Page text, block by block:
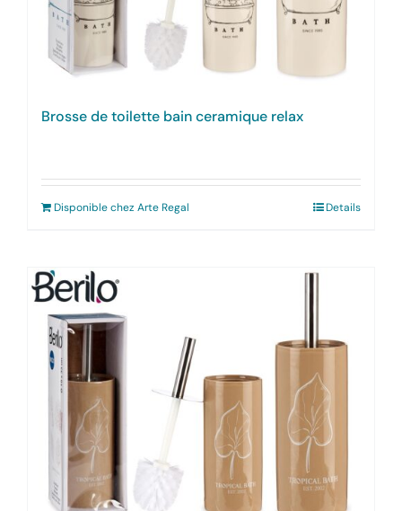
Brosse de toilette bain ceramique relax
Disponible chez Arte Regal Details